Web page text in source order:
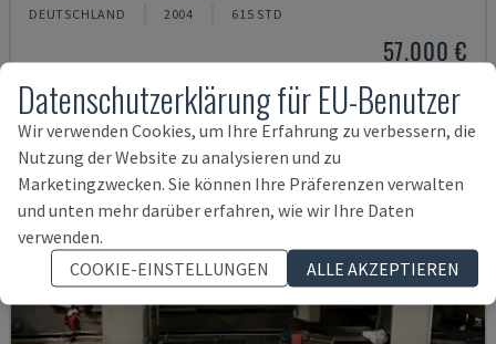
DEUTSCHLAND 2004 615 STD
57.000 €
Datenschutzerklärung für EU-Benutzer
Wir verwenden Cookies, um Ihre Erfahrung zu verbessern, die
Nutzung der Website zu analysieren und zu
Marketingzwecken. Sie können Ihre Präferenzen verwalten
und unten mehr darüber erfahren, wie wir Ihre Daten
verwenden.
COOKIE-EINSTELLUNGEN
ALLE AKZEPTIEREN